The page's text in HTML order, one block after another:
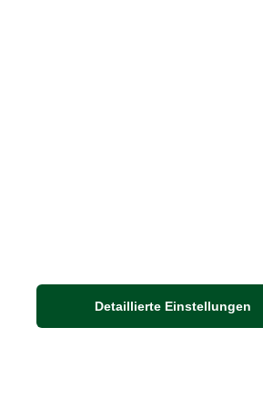
Detaillierte Einstellungen